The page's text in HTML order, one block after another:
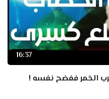
16:37
الخمر ففضح نفسه !